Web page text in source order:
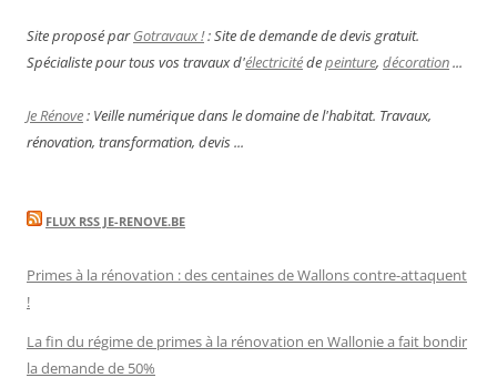
Site proposé parGotravaux !: Site de demande de devis gratuit.
Spécialiste pour tous vos travaux d'électricitédepeinture, décoration...
Je Rénove: Veille numérique dans le domaine de l'habitat. Travaux,
rénovation, transformation, devis ...
FLUX RSS JE-RENOVE.BE
Primes à la rénovation : des centaines de Wallons contre-attaquent
!
La fin du régime de primes à la rénovation en Wallonie a fait bondir
la demande de 50%